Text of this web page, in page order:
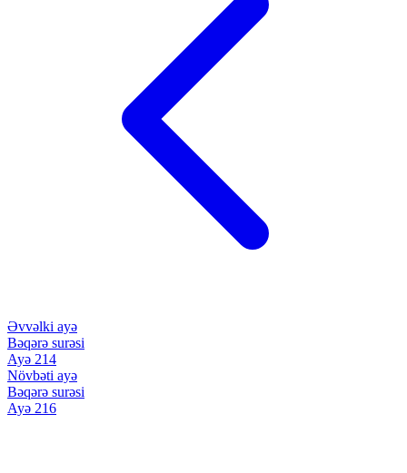
Əvvəlki ayə
Bəqərə surəsi
Ayə 214
Növbəti ayə
Bəqərə surəsi
Ayə 216